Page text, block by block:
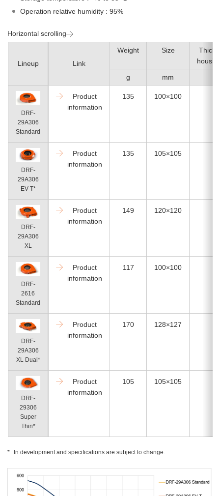
Operation relative humidity : 95%
Horizontal scrolling
Lineup Link
Weight Size
g mm
DRF-
29A306
Standard
Product
information
135 100×100
DRF-
29A306
EV-T*
Product
information
135 105×105
DRF-
29A306
XL
Product
information
149 120×120
DRF-
2616
Standard
Product
information
117 100×100
DRF-
29A306
XL Dual*
Product
information
170 128×127
DRF-
29306
Super
Thin*
Product
information
105 105×105
* In development and specifications are subject to change.